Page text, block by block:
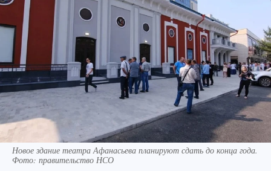
Новое здание театра Афанасьева планируют сдать до конца года.
Фото: правительство НСО